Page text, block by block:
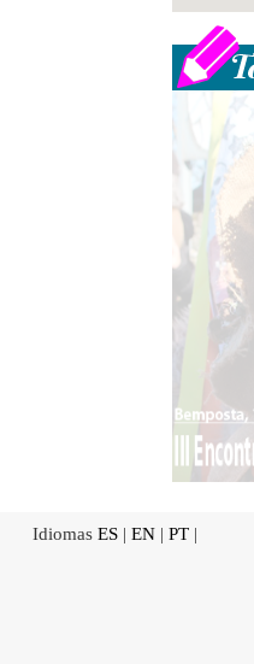
Idiomas ES | EN | PT |